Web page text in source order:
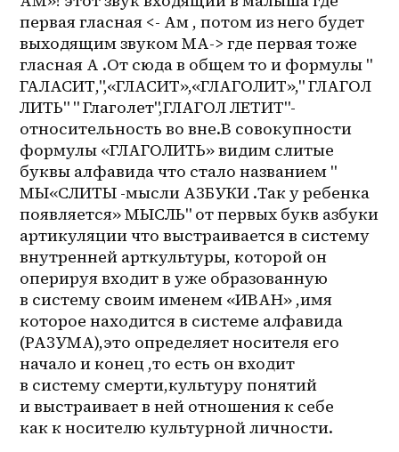
первая гласная <- Ам , потом из него будет
выходящим звуком МА-> где первая тоже
гласная А .От сюда в общем то и формулы "
ГАЛАСИТ,",«ГЛАСИТ»,«ГЛАГОЛИТ»," ГЛАГОЛ
ЛИТЬ" " Глаголет",ГЛАГОЛ ЛЕТИТ"-
относительность во вне.В совокупности
формулы «ГЛАГОЛИТЬ» видим слитые
буквы алфавида что стало названием "
МЫ«СЛИТЫ -мысли АЗБУКИ .Так у ребенка
появляется» МЫСЛЬ" от первых букв азбуки
артикуляции что выстраивается в систему
внутренней арткультуры, которой он
оперируя входит в уже образованную
в систему своим именем «ИВАН» ,имя
которое находится в системе алфавида
(РАЗУМА),это определяет носителя его
начало и конец ,то есть он входит
в систему смерти,культуру понятий
и выстраивает в ней отношения к себе
как к носителю культурной личности.